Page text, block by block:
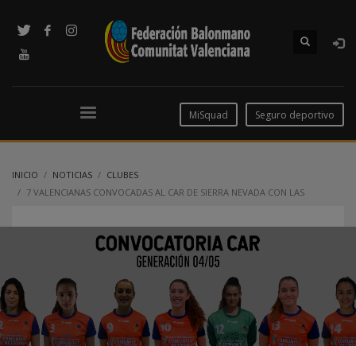
MiSquad Seguro deportivo
INICIO NOTICIAS
CLUBES
7 VALENCIANAS CONVOCADAS AL CAR DE SIERRA NEVADA CON LAS